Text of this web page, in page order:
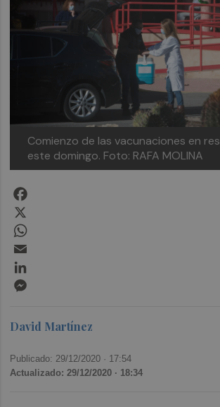
Comienzo de las vacunaciones en
este domingo. Foto: RAFA MOLINA
David Martínez
Publicado: 29/12/2020 · 17:54
Actualizado: 29/12/2020 · 18:34